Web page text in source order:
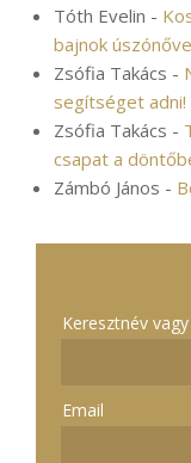
Tóth Evelin -
bajnok
Zsófia Takács -
segítséget adni!
Zsófia Takács -
csapat a
Zámbó János -
Keresztnév
Email